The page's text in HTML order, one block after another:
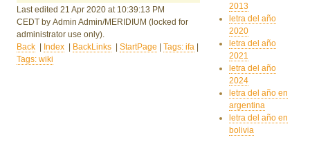
Last edited 21 Apr 2020at 10:39:13 PM
CEDT by Admin Admin/MERIDIUM(locked for
administrator use only).
Back
Index BackLinks |StartPage |Tags: ifa
Tags: wiki
2013
letra del año
2020
letra del año
2021
letra del año
2024
letra del año en
argentina
letra del año en
bolivia